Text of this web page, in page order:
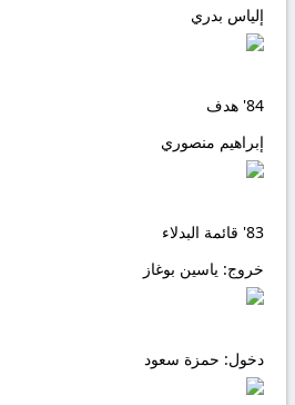
إلياس بدري
84' هدف
إبراهيم منصوري
83' قائمة البدلاء
خروج: ياسين بوغاز
دخول: حمزة سعود